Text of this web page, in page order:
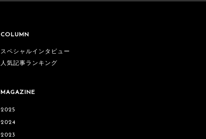
COLUMN
スペシャルインタビュー
人気記事ランキング
MAGAZINE
2025
2024
2023